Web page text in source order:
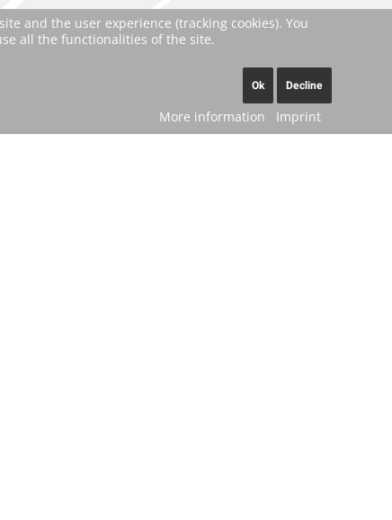
and the user experience (tracking cookies). You
all the functionalities of the site.
Ok Decline
More information Imprint